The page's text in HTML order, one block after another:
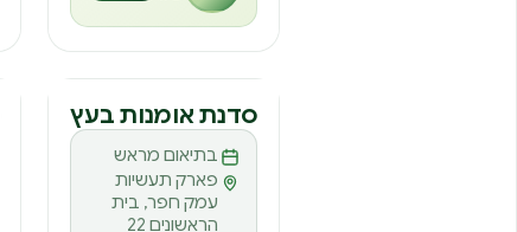
ס
סדנת אומנות בעץ
בתיאום מראש
פארק תעשיות
עמק חפר, בית
הראשונים 22